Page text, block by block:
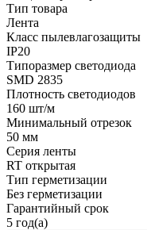
Тип товара
Лента
Класс пылевлагозащиты
IP20
Типоразмер светодиода
SMD 2835
Плотность светодиодов
160 шт/м
Минимальный отрезок
50 мм
Серия ленты
RT открытая
Тип герметизации
Без герметизации
Гарантийный срок
5 год(а)